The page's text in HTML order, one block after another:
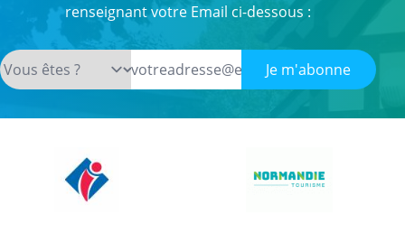
renseignant votre Email ci-dessous :
Je m'abonne